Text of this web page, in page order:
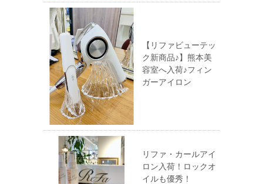
【リファビューテッ
ク新商品♪】熊本美
容室へ入荷♪フィン
ガーアイロン
リファ・カールアイ
ロン入荷！ロックオ
イルも優秀！